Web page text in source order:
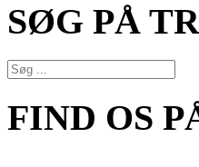
SØG PÅ
FIND OS